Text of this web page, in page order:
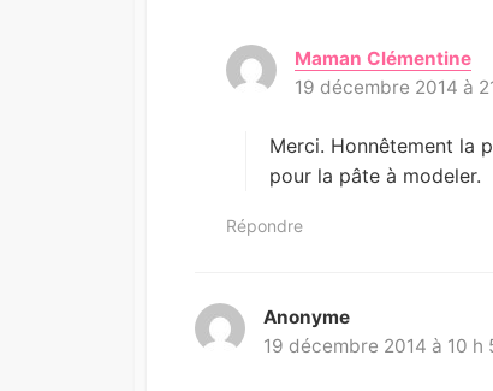
Maman Clémentined
i
:
19 décembre 2014 à
Merci. Honnêtement la
pour la pâte à modeler.
Répondre
Anonyme
i
19 décembre 2014 à 10 h